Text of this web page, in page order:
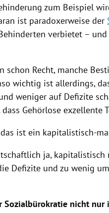
zum Beispiel
ist paradoxerweise der
verbietet –
schon Recht, manche
wichtig ist allerdings,
weniger auf Defizite
Gehörlose exzellente
ist ein kapitalistisch-
ja, kapitalistisch
Defizite und zu wenig
Sozialbürokratie nicht nur